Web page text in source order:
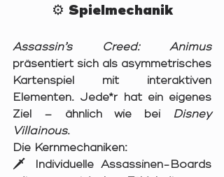
⚙️ Spielmechanik
Assassin’s Creed: Animus
präsentiert sich als asymmetrisches
Kartenspiel mit interaktiven
Elementen. Jede*r hat ein eigenes
Ziel – ähnlich wie bei Disney
Villainous.
Die Kernmechaniken:
🗡️ Individuelle Assassinen-Boards